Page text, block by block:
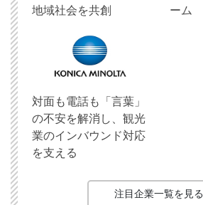
地域社会を共創
ーム
対面も電話も「言葉」
の不安を解消し、観光
業のインバウンド対応
を支える
注目企業一覧を見る